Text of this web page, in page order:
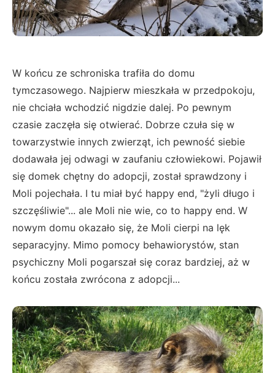
W końcu ze schroniska trafiła do domu
tymczasowego. Najpierw mieszkała w przedpokoju,
nie chciała wchodzić nigdzie dalej. Po pewnym
czasie zaczęła się otwierać. Dobrze czuła się w
towarzystwie innych zwierząt, ich pewność siebie
dodawała jej odwagi w zaufaniu człowiekowi. Pojawił
się domek chętny do adopcji, został sprawdzony i
Moli pojechała. I tu miał być happy end, "żyli długo i
szczęśliwie"... ale Moli nie wie, co to happy end. W
nowym domu okazało się, że Moli cierpi na lęk
separacyjny. Mimo pomocy behawiorystów, stan
psychiczny Moli pogarszał się coraz bardziej, aż w
końcu została zwrócona z adopcji...